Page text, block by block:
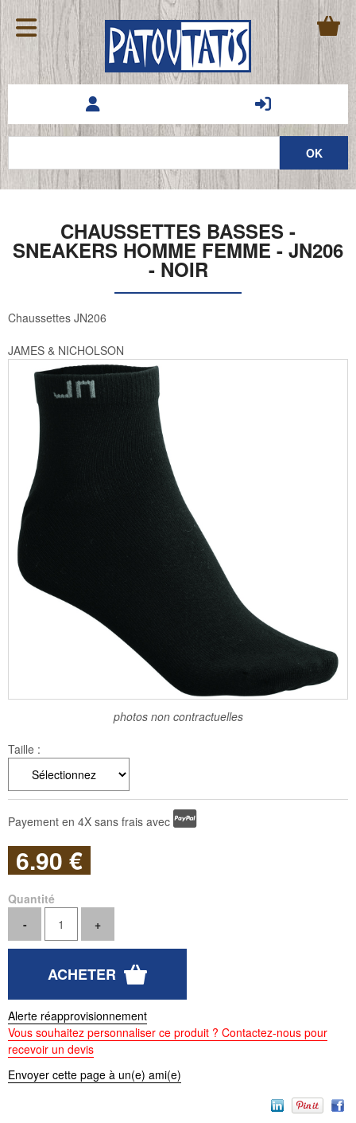
CHAUSSETTES BASSES -
SNEAKERS HOMME FEMME - JN206
- NOIR
Chaussettes JN206
JAMES & NICHOLSON
photos non contractuelles
Taille :
Payement en 4X sans frais avec
6.90 €
Quantité
Alerte réapprovisionnement
Vous souhaitez personnaliser ce produit ? Contactez-nous pour
recevoir un devis
Envoyer cette page à un(e) ami(e)